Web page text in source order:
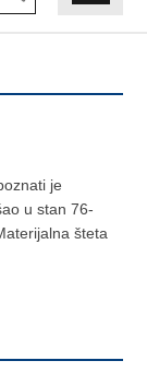
je
u stan 76-
šteta